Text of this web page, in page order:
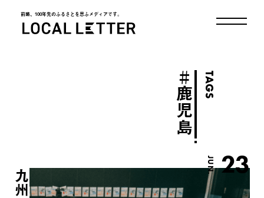
前略、100年先のふるさとを思ふメディアです。
TAGS
＃
鹿児島
JUN. 23
九州